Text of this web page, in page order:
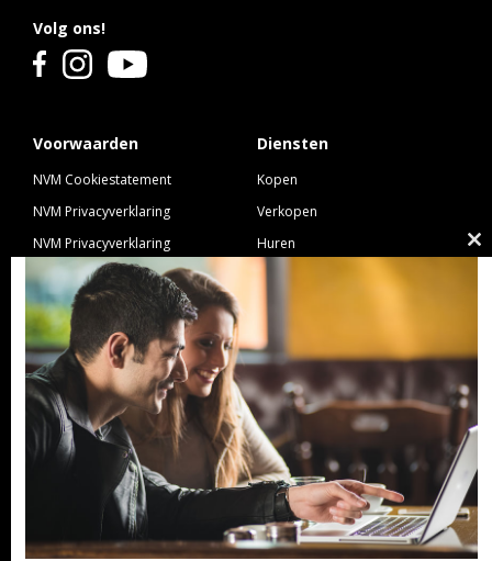
Voorwaarden
NVM Cookiestatement
NVM Privacyverklaring
NVM Privacyverklaring
Nieuwbouw
NVM Voorwaarden Consument
NVM Voorwaarden
Professionele Opdrachtgevers
Diensten
Kopen
Verkopen
Huren
Hypotheek
Verzekeren
Links
Ibiza Real Estate BDK
NieuwWonenUtrecht
Volg ons!